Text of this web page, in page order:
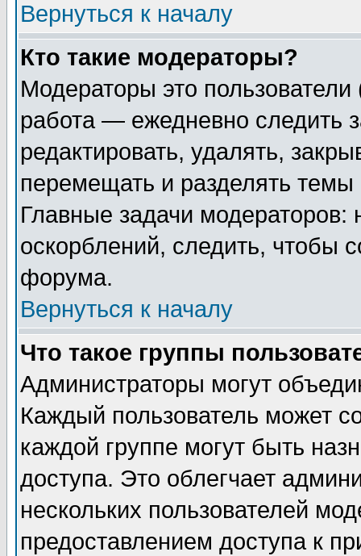
Вернуться к началу
Кто такие модераторы?
Модераторы это
работа — ежедневно следить
редактировать, удалять,
перемещать и разделять
Главные задачи
оскорблений, следить, чтобы
форума.
Вернуться к началу
Что такое группы
Администраторы могут
Каждый пользователь может
каждой группе могут быть
доступа. Это облегчает
нескольких пользователей
предоставлением доступа к